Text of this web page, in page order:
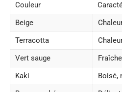
Couleur
Beige
Terracotta
Vert sauge
Kaki
Boisé,